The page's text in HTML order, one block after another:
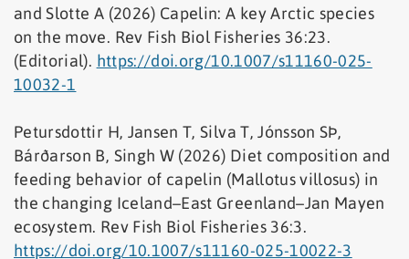
and Slotte A (2026) Capelin: A key Arctic species
on the move. Rev Fish Biol Fisheries 36:23.
(Editorial). https://doi.org/10.1007/s11160-025-
10032-1
Petursdottir H, Jansen T, Silva T, Jónsson SÞ,
Bárðarson B, Singh W (2026) Diet composition and
feeding behavior of capelin (Mallotus villosus) in
the changing Iceland–East Greenland–Jan Mayen
ecosystem. Rev Fish Biol Fisheries 36:3.
https://doi.org/10.1007/s11160-025-10022-3